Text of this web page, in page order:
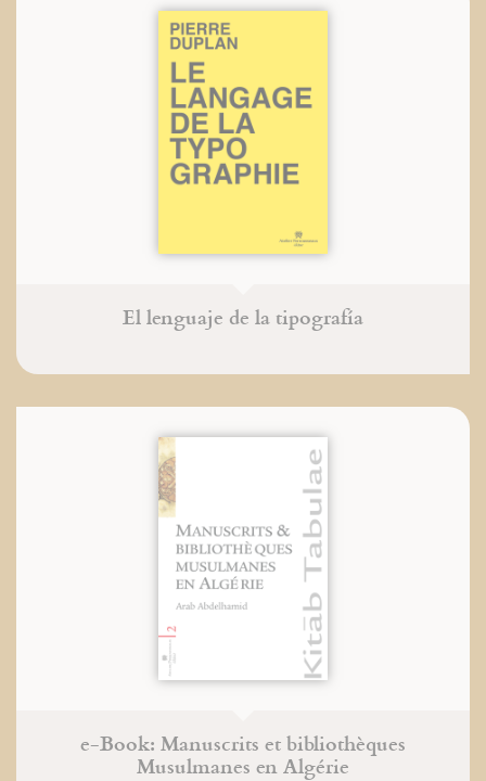
El lenguaje de la tipografía
e-Book: Manuscrits et bibliothèques
Musulmanes en Algérie